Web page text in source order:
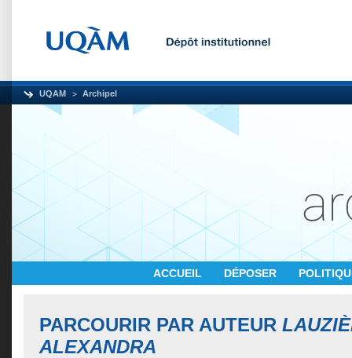
UQAM Archipel
ACCUEIL DÉPOSER
PARCOURIR PAR AUTEUR
ALEXANDRA